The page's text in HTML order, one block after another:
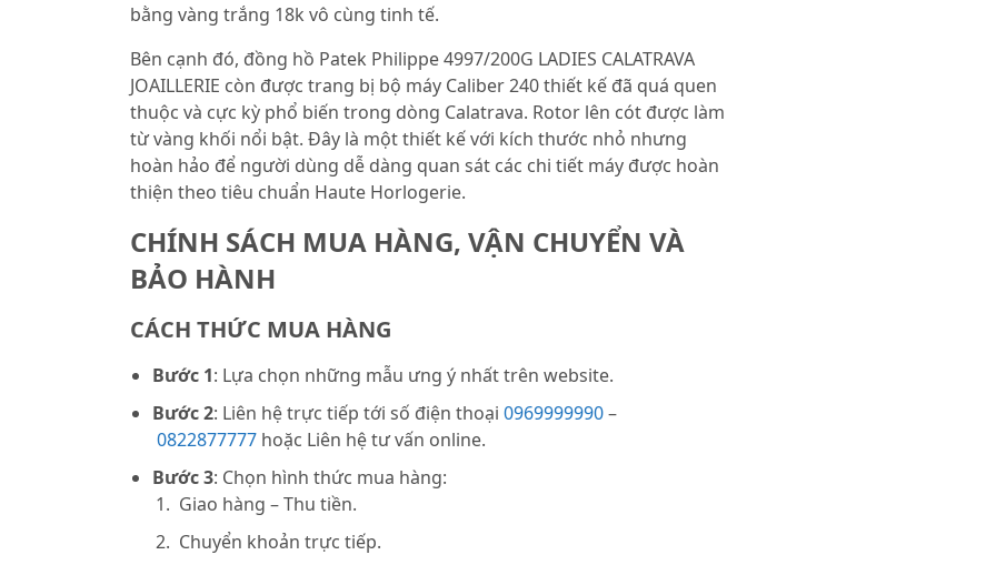
bằng vàng trắng 18k vô cùng tinh tế.
Bên cạnh đó, đồng hồ Patek Philippe 4997/200G LADIES CALATRAVA
JOAILLERIE còn được trang bị bộ máy Caliber 240 thiết kế đã quá quen
thuộc và cực kỳ phổ biến trong dòng Calatrava. Rotor lên cót được làm
từ vàng khối nổi bật. Đây là một thiết kế với kích thước nhỏ nhưng
hoàn hảo để người dùng dễ dàng quan sát các chi tiết máy được hoàn
thiện theo tiêu chuẩn Haute Horlogerie.
CHÍNH SÁCH MUA HÀNG, VẬN CHUYỂN VÀ
BẢO HÀNH
CÁCH THỨC MUA HÀNG
Bước 1: Lựa chọn những mẫu ưng ý nhất trên website.
Bước 2: Liên hệ trực tiếp tới số điện thoại 0969999990–
0822877777 hoặc Liên hệ tư vấn online.
Bước 3: Chọn hình thức mua hàng:
Giao hàng – Thu tiền.
Chuyển khoản trực tiếp.